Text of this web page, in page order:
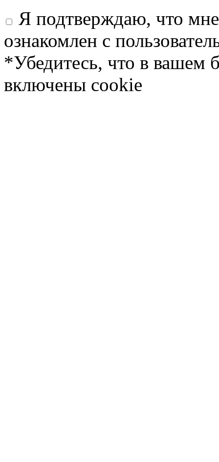
Я подтверждаю, что
ознакомлен с
*Убедитесь, что в вашем
включены cookie